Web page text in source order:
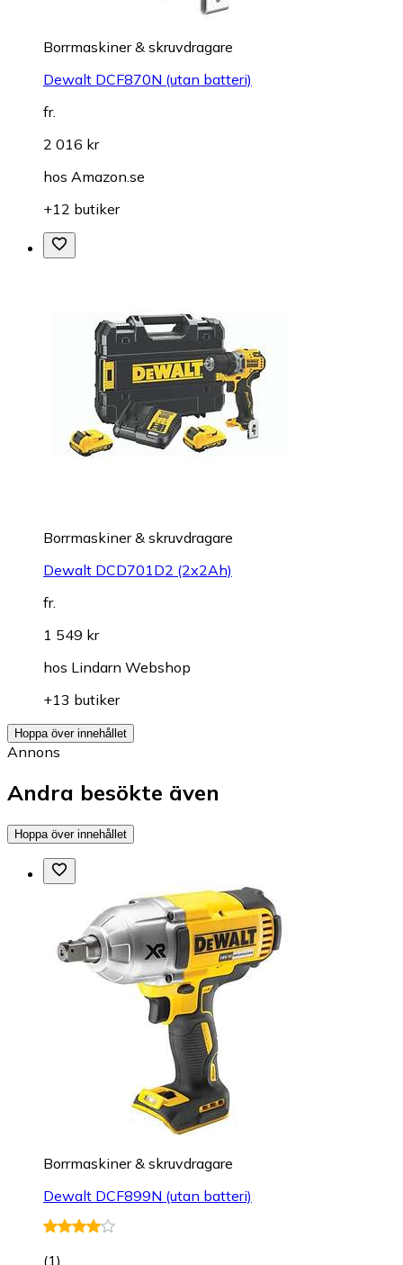
Borrmaskiner & skruvdragare
Dewalt DCF870N (utan batteri)
fr.
2 016 kr
hos Amazon.se
+12 butiker
Borrmaskiner & skruvdragare
Dewalt DCD701D2 (2x2Ah)
fr.
1 549 kr
hos Lindarn Webshop
+13 butiker
Hoppa över innehållet
Annons
Andra besökte även
Hoppa över innehållet
Borrmaskiner & skruvdragare
Dewalt DCF899N (utan batteri)
(1)